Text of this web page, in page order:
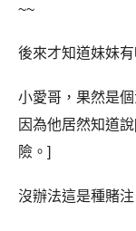
~~
後來才知道妹妹
小愛哥，果然是
因為他居然知道
險。]
沒辦法這是種賭